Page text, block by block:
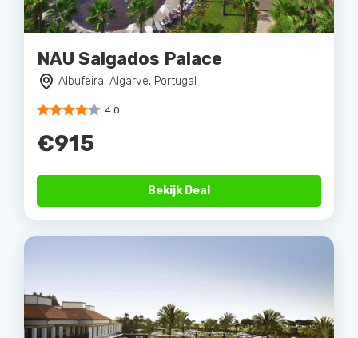
NAU Salgados Palace
Albufeira, Algarve, Portugal
4.0
€915
Bekijk Deal